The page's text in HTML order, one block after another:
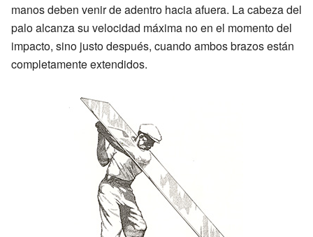
manos deben venir de adentro hacia afuera. La cabeza del
palo alcanza su velocidad máxima no en el momento del
impacto, sino justo después, cuando ambos brazos están
completamente extendidos.